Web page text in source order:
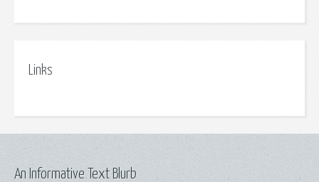
Links
An Informative Text Blurb